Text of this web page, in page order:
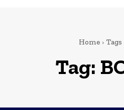
Home Tags
Tag: